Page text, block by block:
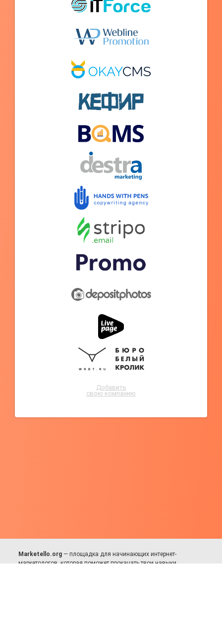
Добавить
свою компанию
Marketello.org — площадка для начинающих интернет-
маркетологов, которая поможет прокачать твои навыки.